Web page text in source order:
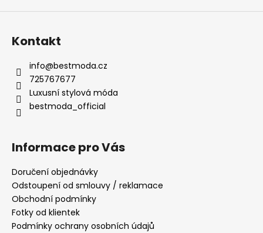
Kontakt
info@bestmoda.cz
725767677
Luxusní stylová móda
bestmoda_official
Informace pro Vás
Doručení objednávky
Odstoupení od smlouvy / reklamace
Obchodní podmínky
Fotky od klientek
Podmínky ochrany osobních údajů